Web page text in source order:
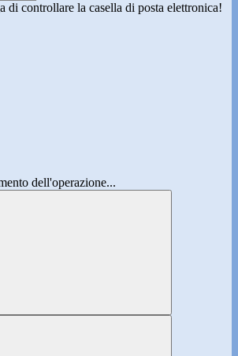
di controllare la casella di posta elettronica!
dell'operazione...